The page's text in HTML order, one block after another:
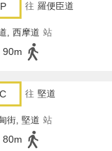
往 羅便臣道
, 西摩道 站
90m
往 堅道
街, 堅道 站
80m